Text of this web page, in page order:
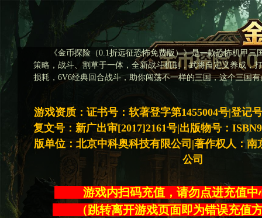
《金币探险（0.1折远征恐怖免费版）》是一款恐怖机甲三
策略，战斗、割草于一体，全新战斗机制，武将自定义养成，
损耗，6V6经典回合战斗，助你闯荡不一样的三国，这个三国
游戏资质：证书号：软著登字第1455004号|登记
复文号：新广出审[2017]2161号|出版物号：
版单位：北京中科奥科技有限公司|著作权人：南
公司
游戏内扫码充值，请勿点进充
（跳转离开游戏页面即为错误